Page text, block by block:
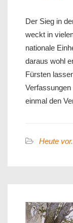
Der Sieg in
weckt in
nationale
daraus wohl
Fürsten
einmal den
Heute